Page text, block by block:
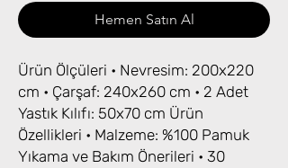
Hemen Satın Al
Ürün Ölçüleri • Nevresim: 200x220
cm • Çarşaf: 240x260 cm • 2 Adet
Yastık Kılıfı: 50x70 cm Ürün
Özellikleri • Malzeme: %100 Pamuk
Yıkama ve Bakım Önerileri • 30